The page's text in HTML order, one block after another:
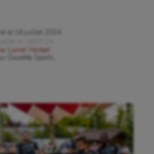
le
16 juillet 2024
Par
Lionel Herbet
Gazette Sports